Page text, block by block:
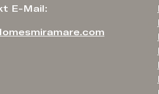
E-Mail: